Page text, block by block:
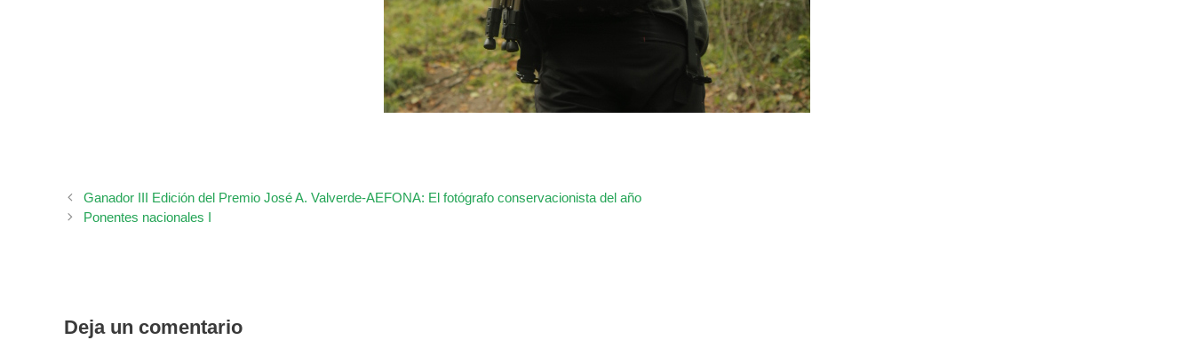
Ganador III Edición del Premio José A. Valverde-AEFONA: El fotógrafo conservacionista del año
Ponentes nacionales I
Deja un comentario